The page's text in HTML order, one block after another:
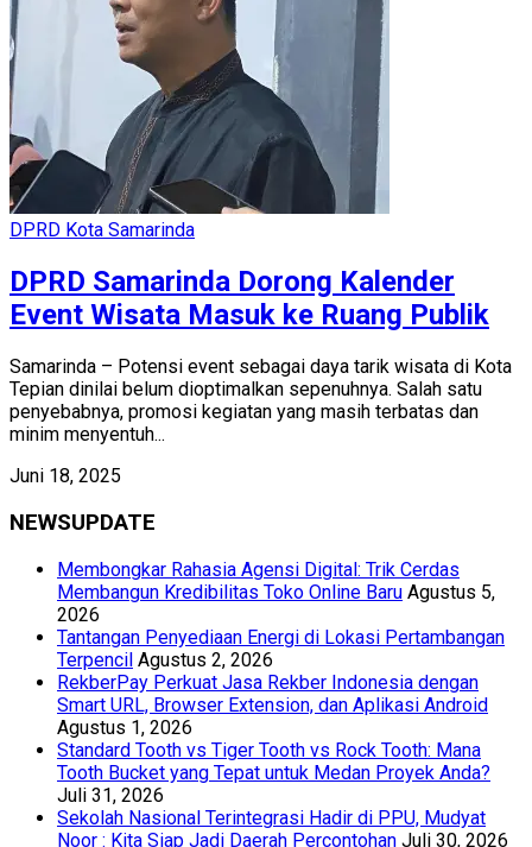
DPRD Kota Samarinda
DPRD Samarinda Dorong Kalender
Event Wisata Masuk ke Ruang Publik
Samarinda – Potensi event sebagai daya tarik wisata di Kota
Tepian dinilai belum dioptimalkan sepenuhnya. Salah satu
penyebabnya, promosi kegiatan yang masih terbatas dan
minim menyentuh...
Juni 18, 2025
NEWSUPDATE
Membongkar Rahasia Agensi Digital: Trik Cerdas
Membangun Kredibilitas Toko Online Baru Agustus 5,
2026
Tantangan Penyediaan Energi di Lokasi Pertambangan
Terpencil Agustus 2, 2026
RekberPay Perkuat Jasa Rekber Indonesia dengan
Smart URL, Browser Extension, dan Aplikasi Android
Agustus 1, 2026
Standard Tooth vs Tiger Tooth vs Rock Tooth: Mana
Tooth Bucket yang Tepat untuk Medan Proyek Anda?
Juli 31, 2026
Sekolah Nasional Terintegrasi Hadir di PPU, Mudyat
Noor : Kita Siap Jadi Daerah Percontohan Juli 30, 2026